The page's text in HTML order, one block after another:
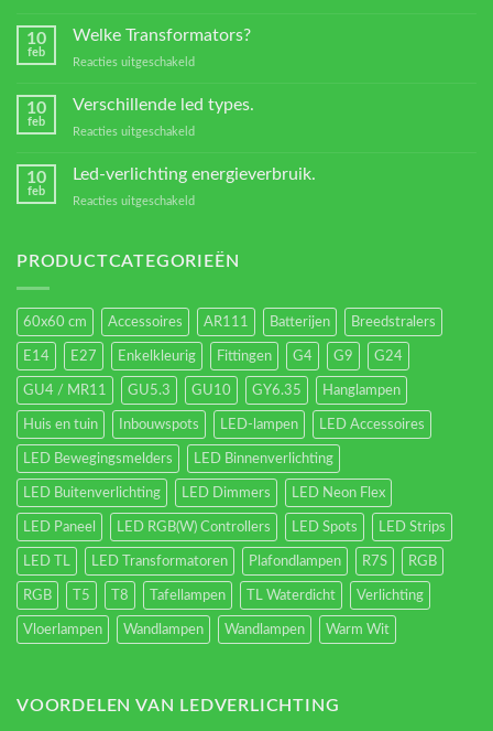
verlichting
10
feb
Welke Transformators?
Reacties uitgeschakeld
Transformators?
10
feb
Verschillende led types.
Reacties uitgeschakeld
10
feb
Led-verlichting energieverbruik.
Reacties uitgeschakeld
energieverbruik.
PRODUCTCATEGORIEËN
60x60 cm Accessoires AR111 Batterijen Breedstralers
E14 E27 Enkelkleurig Fittingen G4 G9 G24
GU4 / MR11 GU5.3 GU10 GY6.35 Hanglampen
Huis en tuin Inbouwspots LED-lampen LED Accessoires
LED Bewegingsmelders LED Binnenverlichting
LED Buitenverlichting LED Dimmers LED Neon Flex
LED Paneel LED RGB(W) Controllers LED Spots LED Strips
LED TL LED Transformatoren Plafondlampen R7S RGB
RGB T5 T8 Tafellampen TL Waterdicht Verlichting
Vloerlampen Wandlampen Wandlampen Warm Wit
VOORDELEN VAN LEDVERLICHTING